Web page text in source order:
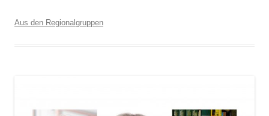
Aus den Regionalgruppen